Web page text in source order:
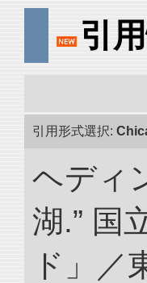
引
引用形式選択:
ヘディ
湖.” 国
ド」／